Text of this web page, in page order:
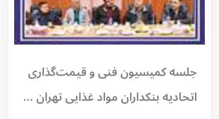
جلسه کمیسیون فنی و قیمت‌گذاری
اتحادیه بنکداران مواد غذایی تهران ...